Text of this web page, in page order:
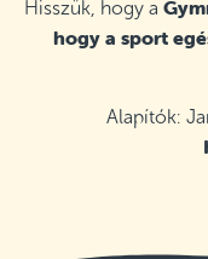
Hisszük, hogy a
hogy a sport
Alapítók: